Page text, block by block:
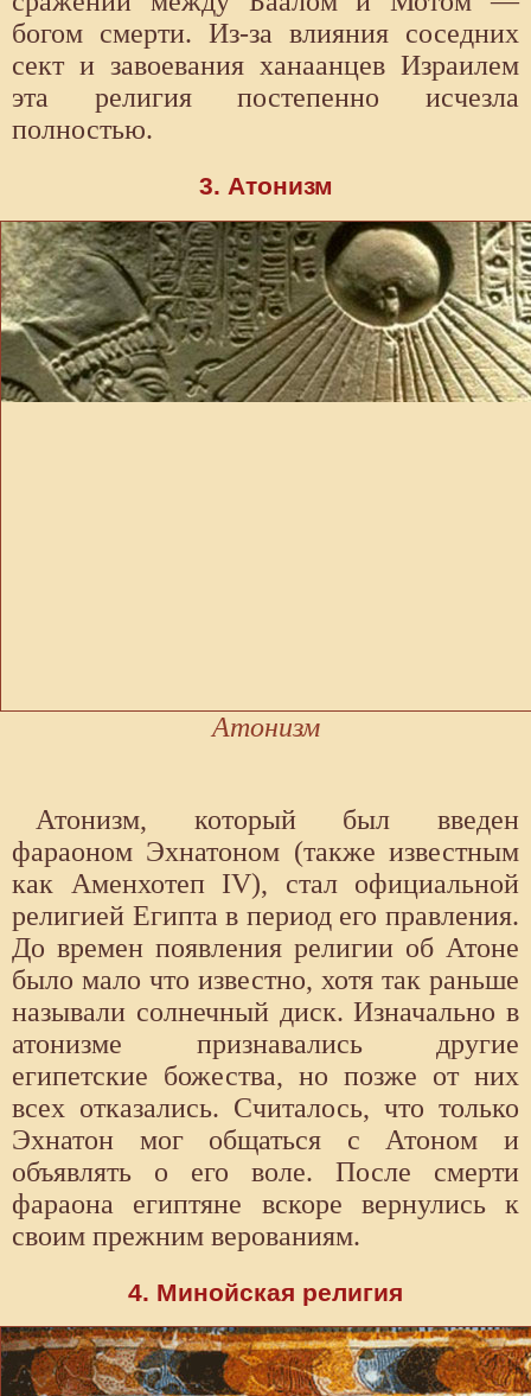
богом смерти. Из-за влияния соседних
сект и завоевания ханаанцев Израилем
эта религия постепенно исчезла
полностью.
3. Атонизм
Атонизм
Атонизм, который был введен
фараоном Эхнатоном (также известным
как Аменхотеп IV), стал официальной
религией Египта в период его правления.
До времен появления религии об Атоне
было мало что известно, хотя так раньше
называли солнечный диск. Изначально в
атонизме признавались другие
египетские божества, но позже от них
всех отказались. Считалось, что только
Эхнатон мог общаться с Атоном и
объявлять о его воле. После смерти
фараона египтяне вскоре вернулись к
своим прежним верованиям.
4. Минойская религия